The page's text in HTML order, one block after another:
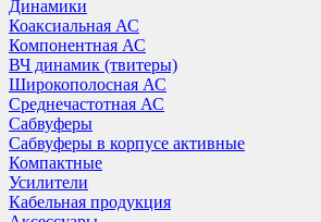
Динамики
Коаксиальная АС
Компонентная АС
ВЧ динамик (твитеры)
Широкополосная АС
Среднечастотная АС
Сабвуферы
Сабвуферы в корпусе активные
Компактные
Усилители
Кабельная продукция